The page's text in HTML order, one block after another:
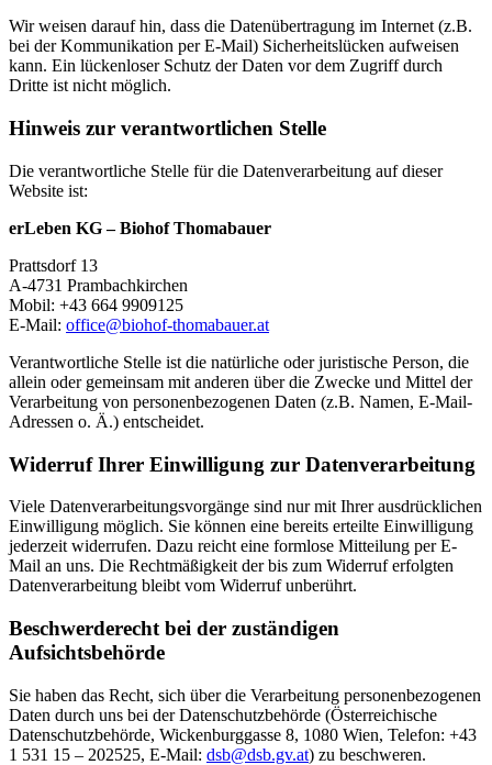
Wir weisen darauf hin, dass die Datenübertragung im Internet (z.B.
bei der Kommunikation per E-Mail) Sicherheitslücken aufweisen
kann. Ein lückenloser Schutz der Daten vor dem Zugriff durch
Dritte ist nicht möglich.
Hinweis zur verantwortlichen Stelle
Die verantwortliche Stelle für die Datenverarbeitung auf dieser
Website ist:
erLeben KG – Biohof Thomabauer
Prattsdorf 13
A-4731 Prambachkirchen
Mobil: +43 664 9909125
E-Mail: office@biohof-thomabauer.at
Verantwortliche Stelle ist die natürliche oder juristische Person, die
allein oder gemeinsam mit anderen über die Zwecke und Mittel der
Verarbeitung von personenbezogenen Daten (z.B. Namen, E-Mail-
Adressen o. Ä.) entscheidet.
Widerruf Ihrer Einwilligung zur Datenverarbeitung
Viele Datenverarbeitungsvorgänge sind nur mit Ihrer ausdrücklichen
Einwilligung möglich. Sie können eine bereits erteilte Einwilligung
jederzeit widerrufen. Dazu reicht eine formlose Mitteilung per E-
Mail an uns. Die Rechtmäßigkeit der bis zum Widerruf erfolgten
Datenverarbeitung bleibt vom Widerruf unberührt.
Beschwerderecht bei der zuständigen
Aufsichtsbehörde
Sie haben das Recht, sich über die Verarbeitung personenbezogenen
Daten durch uns bei der Datenschutzbehörde (Österreichische
Datenschutzbehörde, Wickenburggasse 8, 1080 Wien, Telefon: +43
1 531 15 – 202525, E-Mail: dsb@dsb.gv.at) zu beschweren.